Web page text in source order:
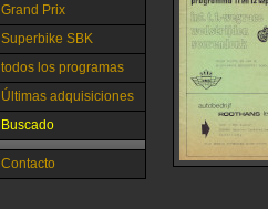
Grand Prix
Superbike SBK
todos los programas
Últimas adquisiciones
Buscado
Contacto